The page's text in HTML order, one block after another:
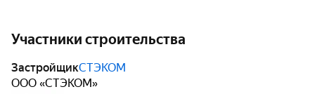
Участники строительства
ЗастройщикСТЭКОМ
ООО «СТЭКОМ»